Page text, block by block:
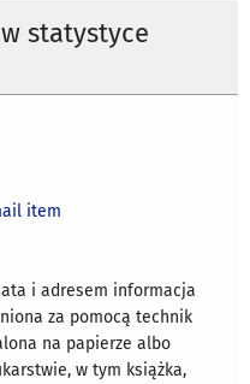
statystyce
item
i adresem informacja
za pomocą technik
na papierze albo
w tym książka,